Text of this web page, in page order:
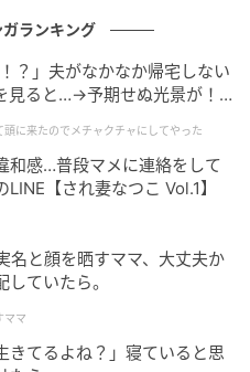
ランキング
？」夫がなかなか帰宅しない
見ると…→予期せぬ光景が！
った
頭に来たのでメチャクチャにしてやった
和感…普段マメに連絡をして
LINE【され妻なつこ Vol.1】
と顔を晒すママ、大丈夫か
ていたら。
ママ
てるよね？」寝ていると思